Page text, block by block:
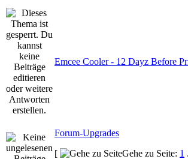
Emcee Cooler - 12 Dayz Before
Forum-Upgrades
[
Gehe zu Seite: 1